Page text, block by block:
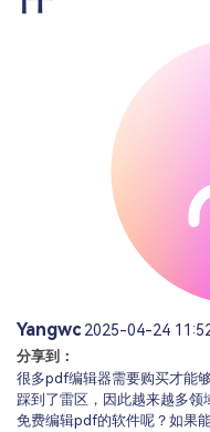
PDF签名
PDF页面调整
PDF OCR
Yangwc 2025-04-24
分享到：
很多pdf编辑器需要购买才能
踩到了雷区，因此越来越多
免费编辑pdf的软件呢？如果